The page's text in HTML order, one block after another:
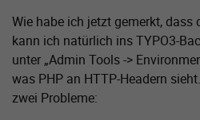
Wie habe ich jetzt gemerkt, dass
kann ich natürlich ins TYPO3-
unter „Admin Tools ->
was PHP an HTTP-Headern
zwei Probleme: